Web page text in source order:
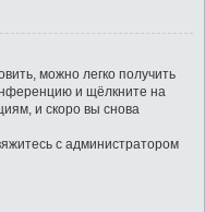
можно легко получить
и щёлкните на
и скоро вы снова
с администратором